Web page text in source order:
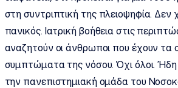
στη συντριπτική της πλειοψηφία. Δεν
πανικός. Ιατρική βοήθεια στις
αναζητούν οι άνθρωποι που έχουν τα
συμπτώματα της νόσου. Όχι όλοι.
την πανεπιστημιακή ομάδα του